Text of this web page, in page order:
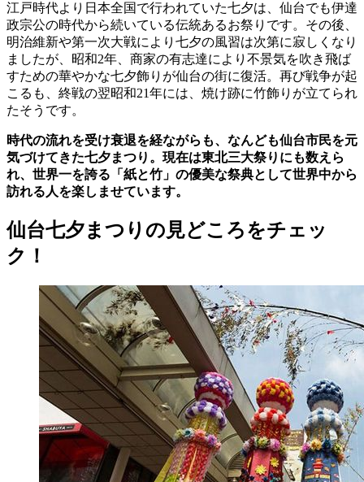
江戸時代より日本全国で行われていた七夕は、仙台でも伊達
政宗公の時代から続いている伝統あるお祭りです。その後、
明治維新や第一次大戦により七夕の風習は次第に寂しくなり
ましたが、昭和2年、商家の有志達により不景気を吹き飛ば
すための華やかな七夕飾りが仙台の街に復活。再び戦争が起
こるも、終戦の翌昭和21年には、焼け跡に竹飾りが立てられ
たそうです。
時代の流れを受け衰退を経ながらも、なんども仙台市民を元
気づけてきた七夕まつり。現在は東北三大祭りにも数えら
れ、世界一を誇る「紙と竹」の優美な祭典として世界中から
訪れる人を楽しませています。
仙台七夕まつりの見どころをチェッ
ク！